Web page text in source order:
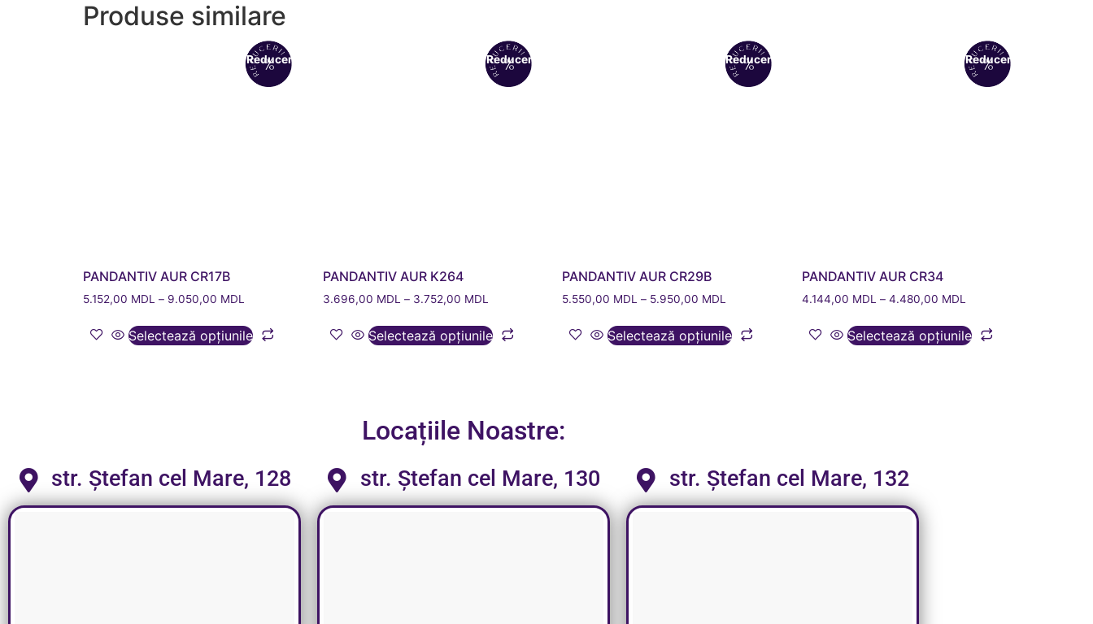
Produse similare
Reduceri!
PANDANTIV AUR CR17B
5.152,00 MDL – 9.050,00 MDL
Selectează opțiunile
Reduceri!
PANDANTIV AUR K264
3.696,00 MDL – 3.752,00 MDL
Selectează opțiunile
Reduceri!
PANDANTIV AUR CR29B
5.550,00 MDL – 5.950,00 MDL
Selectează opțiunile
Reduceri!
PANDANTIV AUR CR34
4.144,00 MDL – 4.480,00 MDL
Selectează opțiunile
Locațiile Noastre:
str. Ștefan cel Mare, 128 str. Ștefan cel Mare, 130 str. Ștefan cel Mare, 132